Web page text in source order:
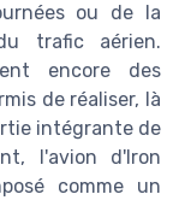
ou de la
trafic aérien.
encore des
de réaliser, là
intégrante de
l'avion d'Iron
comme un